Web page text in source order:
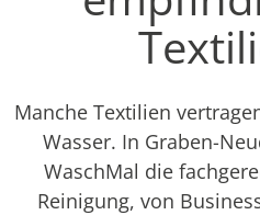
Manche Textilien
Wasser. In Graben-
WaschMal die
Reinigung, von